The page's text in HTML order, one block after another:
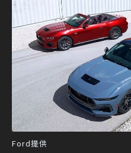
Ford提供